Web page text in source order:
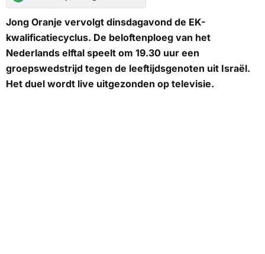
Jong Oranje vervolgt dinsdagavond de EK-
kwalificatiecyclus. De beloftenploeg van het
Nederlands elftal speelt om 19.30 uur een
groepswedstrijd tegen de leeftijdsgenoten uit Israël.
Het duel wordt live uitgezonden op televisie.